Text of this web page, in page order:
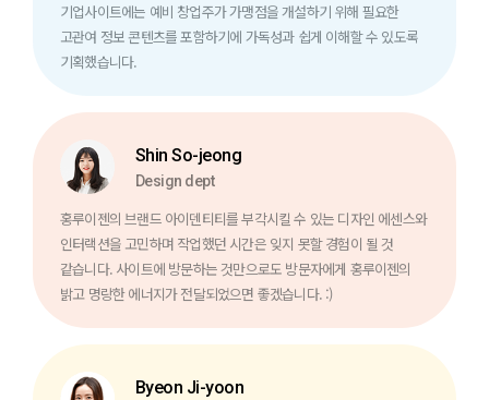
기업사이트에는 예비 창업주가 가맹점을 개설하기 위해 필요한
고관여 정보 콘텐츠를 포함하기에 가독성과 쉽게 이해할 수 있도록
기획했습니다.
Shin So-jeong
Design dept
홍루이젠의 브랜드 아이덴티티를 부각시킬 수 있는 디자인 에센스와
인터랙션을 고민하며 작업했던 시간은 잊지 못할 경험이 될 것
같습니다. 사이트에 방문하는 것만으로도 방문자에게 홍루이젠의
밝고 명랑한 에너지가 전달되었으면 좋겠습니다. :)
Byeon Ji-yoon